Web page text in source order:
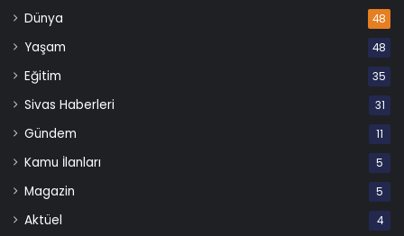
Dünya 48
Yaşam 48
Eğitim 35
Sivas Haberleri 31
Gündem 11
Kamu İlanları 5
Magazin 5
Aktüel 4